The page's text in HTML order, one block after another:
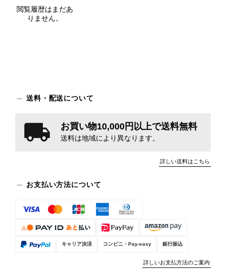
閲覧履歴はまだあ
りません。
送料・配送について
お買い物10,000円以上で送料無料
送料は地域により異なります。
詳しい送料はこちら
お支払い方法について
キャリア決済 コンビニ・Pay-easy 銀行振込
詳しいお支払方法のご案内